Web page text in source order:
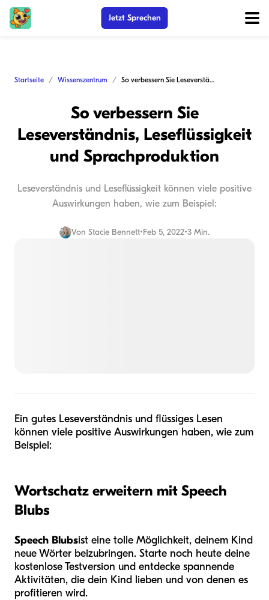
Jetzt Sprechen
Startseite Wissenszentrum So verbessern Sie Leseverständnis, Leseflüssigkeit und Sprachproduktion
So verbessern Sie
Leseverständnis, Leseflüssigkeit
und Sprachproduktion
Leseverständnis und Leseflüssigkeit können viele positive
Auswirkungen haben, wie zum Beispiel:
Von Stacie Bennett•Feb 5, 2022•3 Min.
Ein gutes Leseverständnis und flüssiges Lesen
können viele positive Auswirkungen haben, wie zum
Beispiel:
Wortschatz erweitern mit Speech
Blubs
Speech Blubsist eine tolle Möglichkeit, deinem Kind
neue Wörter beizubringen. Starte noch heute deine
kostenlose Testversion und entdecke spannende
Aktivitäten, die dein Kind lieben und von denen es
profitieren wird.